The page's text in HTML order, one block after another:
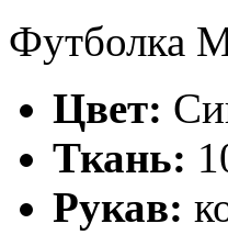
Футболка
Цвет:
Ткань:
Рукав: